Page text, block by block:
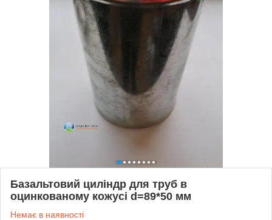
Базальтовий циліндр для труб в
оцинкованому кожусі d=89*50 мм
Немає в наявності